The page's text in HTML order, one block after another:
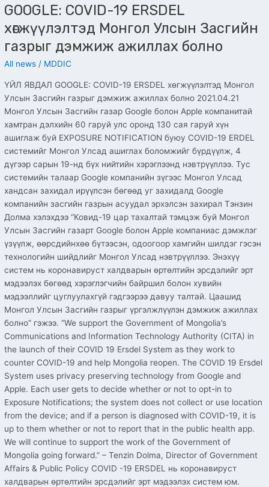
GOOGLE: COVID-19 ERSDEL
хөгжүүлэлтэд Монгол Улсын Засгийн
газрыг дэмжиж ажиллах болно
All news / MDDIC
ҮЙЛ ЯВДАЛ GOOGLE: COVID-19 ERSDEL хөгжүүлэлтэд Монгол
Улсын Засгийн газрыг дэмжиж ажиллах болно 2021.04.21
Монгол Улсын Засгийн газар Google болон Apple компанитай
хамтран дэлхийн 60 гаруй улс оронд 130 сая гаруй хүн
ашиглаж буй EXPOSURE NOTIFICATION буюу COVID-19 ERDEL
системийг Монгол Улсад ашиглах боломжийг бүрдүүлж, 4
дүгээр сарын 19-нд бүх нийтийн хэрэглээнд нэвтрүүллээ. Тус
системийн талаар Google компанийн зүгээс Монгол Улсад
хандсан захидал ирүүлсэн бөгөөд уг захидалд Google
компанийн засгийн газрын асуудал эрхэлсэн захирал Тэнзин
Долма хэлэхдээ “Ковид-19 цар тахалтай тэмцэж буй Монгол
Улсын Засгийн газарт Google болон Apple компаниас дэмжлэг
үзүүлж, өөрсдийнхөө бүтээсэн, одоогоор хамгийн шилдэг гэсэн
технологийн шийдлийг Монгол Улсад нэвтрүүллээ. Энэхүү
систем нь коронавируст халдварын өртөлтийн эрсдэлийг эрт
мэдээлэх бөгөөд хэрэглэгчийн байршил болон хувийн
мэдээллийг цуглуулахгүй гэдгээрээ давуу талтай. Цаашид
Монгол Улсын Засгийн газрыг үргэлжлүүлэн дэмжиж ажиллах
болно” гэжээ. “We support the Government of Mongolia’s
Communications and Information Technology Authority (CITA) in
the launch of their COVID 19 Ersdel System as they work to
counter COVID-19 and help Mongolia reopen. The COVID 19 Ersdel
System uses privacy preserving technology from Google and
Apple. Each user gets to decide whether or not to opt-in to
Exposure Notifications; the system does not collect or use location
from the device; and if a person is diagnosed with COVID-19, it is
up to them whether or not to report that in the public health app.
We will continue to support the work of the Government of
Mongolia going forward.” – Tenzin Dolma, Director of Government
Affairs & Public Policy COVID -19 ERSDEL нь коронавируст
халдварын өртөлтийн эрсдэлийг эрт мэдээлэх систем юм.